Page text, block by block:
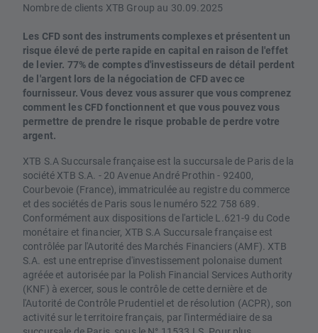
Nombre de clients XTB Group au 30.09.2025
Les CFD sont des instruments complexes et présentent un
risque élevé de perte rapide en capital en raison de l'effet
de levier. 77% de comptes d'investisseurs de détail perdent
de l'argent lors de la négociation de CFD avec ce
fournisseur. Vous devez vous assurer que vous comprenez
comment les CFD fonctionnent et que vous pouvez vous
permettre de prendre le risque probable de perdre votre
argent.
XTB S.A Succursale française est la succursale de Paris de la
société XTB S.A. - 20 Avenue André Prothin - 92400,
Courbevoie (France), immatriculée au registre du commerce
et des sociétés de Paris sous le numéro 522 758 689.
Conformément aux dispositions de l'article L.621-9 du Code
monétaire et financier, XTB S.A Succursale française est
contrôlée par l'Autorité des Marchés Financiers (AMF). XTB
S.A. est une entreprise d'investissement polonaise dument
agréée et autorisée par la Polish Financial Services Authority
(KNF) à exercer, sous le contrôle de cette dernière et de
l'Autorité de Contrôle Prudentiel et de résolution (ACPR), son
activité sur le territoire français, par l'intermédiaire de sa